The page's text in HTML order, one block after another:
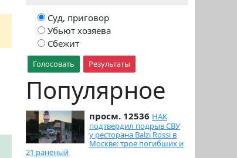
Суд, приговор
Убьют хозяева
Сбежит
Голосовать Результаты
Популярное
просм. 12536 НАК
подтвердил подрыв СВУ
у ресторана Balzi Rossi в
Москве: трое погибших и
21 раненый